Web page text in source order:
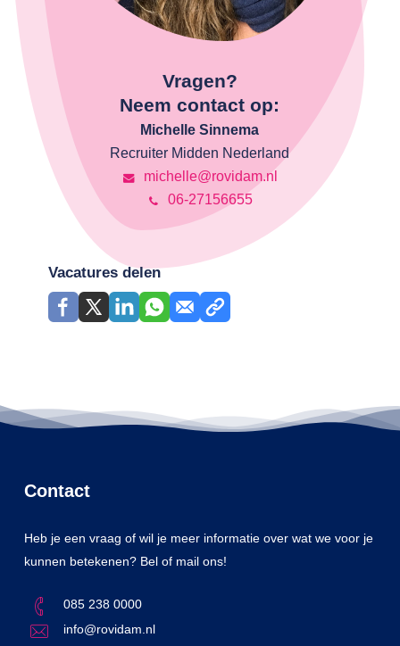
Vragen?
Neem contact op:
Michelle Sinnema
Recruiter Midden Nederland
michelle@rovidam.nl
06-27156655
Vacatures delen
Contact
Heb je een vraag of wil je meer informatie over wat we voor je
kunnen betekenen? Bel of mail ons!
085 238 0000
info@rovidam.nl